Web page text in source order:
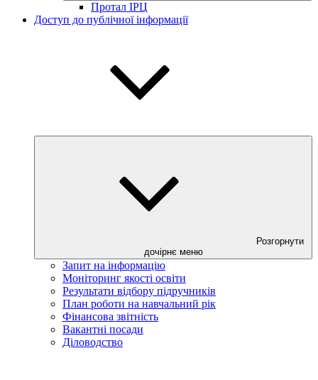
Протал ІРЦ
Доступ до публічної інформації
Розгорнути
дочірнє меню
Запит на інформацію
Моніторинг якості освіти
Результати відбору підручників
План роботи на навчальний рік
Фінансова звітність
Вакантні посади
Діловодство